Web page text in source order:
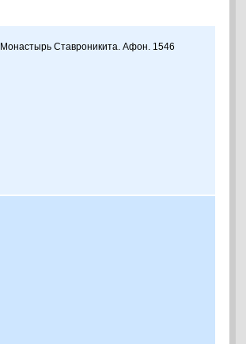
Ставроникита. Афон. 1546